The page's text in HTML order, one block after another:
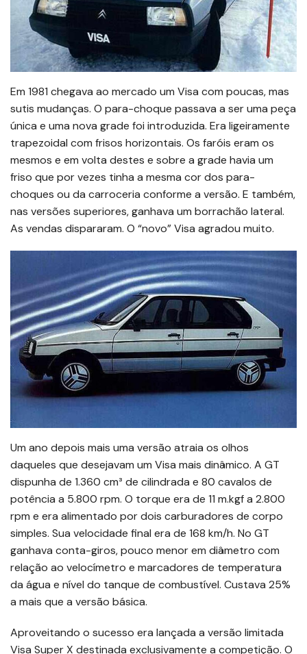
Em 1981 chegava ao mercado um Visa com poucas, mas
sutis mudanças. O para-choque passava a ser uma peça
única e uma nova grade foi introduzida. Era ligeiramente
trapezoidal com frisos horizontais. Os faróis eram os
mesmos e em volta destes e sobre a grade havia um
friso que por vezes tinha a mesma cor dos para-
choques ou da carroceria conforme a versão. E também,
nas versões superiores, ganhava um borrachão lateral.
As vendas dispararam. O “novo” Visa agradou muito.
Um ano depois mais uma versão atraia os olhos
daqueles que desejavam um Visa mais dinâmico. A GT
dispunha de 1.360 cm³ de cilindrada e 80 cavalos de
potência a 5.800 rpm. O torque era de 11 m.kgf a 2.800
rpm e era alimentado por dois carburadores de corpo
simples. Sua velocidade final era de 168 km/h. No GT
ganhava conta-giros, pouco menor em diâmetro com
relação ao velocímetro e marcadores de temperatura
da água e nível do tanque de combustível. Custava 25%
a mais que a versão básica.
Aproveitando o sucesso era lançada a versão limitada
Visa Super X destinada exclusivamente a competição. O